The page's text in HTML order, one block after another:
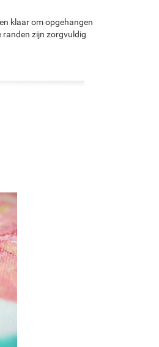
klaar om opgehangen
randen zijn zorgvuldig